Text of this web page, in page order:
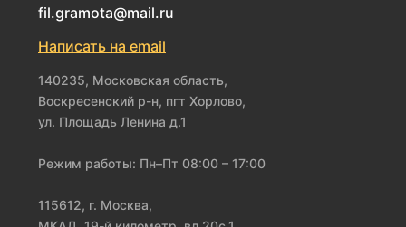
fil.gramota@mail.ru
Написать на email
140235, Московская область,
Воскресенский р-н, пгт Хорлово,
ул. Площадь Ленина д.1
Режим работы: Пн–Пт 08:00 – 17:00
115612, г. Москва,